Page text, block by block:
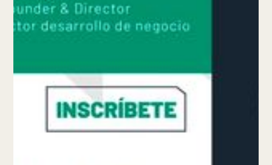
Madrid ImpulsaTech: